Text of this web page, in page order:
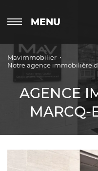
MENU
Mavimmobilier
Notre agence immobilière
AGENCE
MARCQ-